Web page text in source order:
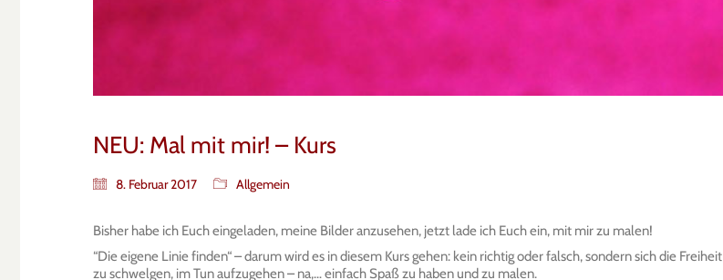
NEU: Mal mit mir! – Kurs
8. Februar 2017 Allgemein
Bisher habe ich Euch eingeladen, meine Bilder anzusehen, jetzt lade ich Euch ein, mit mir zu malen!
“Die eigene Linie finden“ – darum wird es in diesem Kurs gehen: kein richtig oder falsch, sondern sich die
zu schwelgen, im Tun aufzugehen – na,… einfach Spaß zu haben und zu malen.